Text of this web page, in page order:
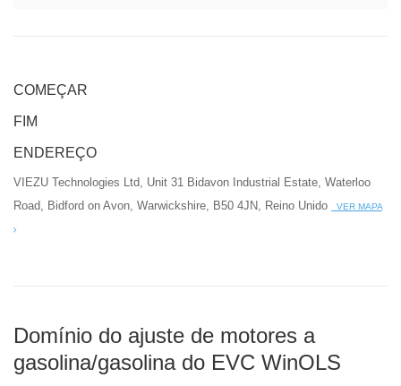
COMEÇAR
FIM
ENDEREÇO
VIEZU Technologies Ltd, Unit 31 Bidavon Industrial Estate, Waterloo
Road, Bidford on Avon, Warwickshire, B50 4JN, Reino Unido
VER MAPA
Domínio do ajuste de motores a
gasolina/gasolina do EVC WinOLS